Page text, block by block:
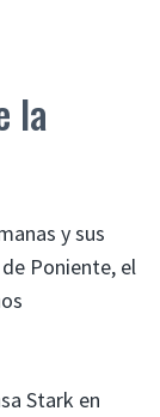
la
y sus
Poniente, el
Stark en